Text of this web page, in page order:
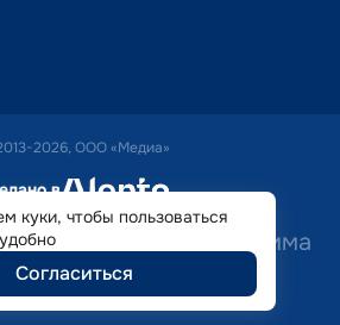
2026, ООО «Медиа»
в alente
Необходима
специалиста.
куки, чтобы пользоваться
Согласиться